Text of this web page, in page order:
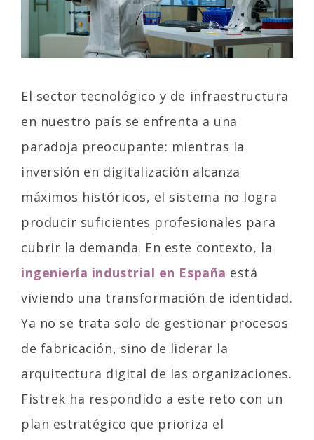
El sector tecnológico y de infraestructura
en nuestro país se enfrenta a una
paradoja preocupante: mientras la
inversión en digitalización alcanza
máximos históricos, el sistema no logra
producir suficientes profesionales para
cubrir la demanda. En este contexto, la
ingeniería industrial en España está
viviendo una transformación de identidad.
Ya no se trata solo de gestionar procesos
de fabricación, sino de liderar la
arquitectura digital de las organizaciones.
Fistrek ha respondido a este reto con un
plan estratégico que prioriza el